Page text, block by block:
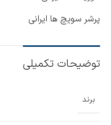
پرشر سويچ ها ايراني
توضیحات تکمیلی
برند